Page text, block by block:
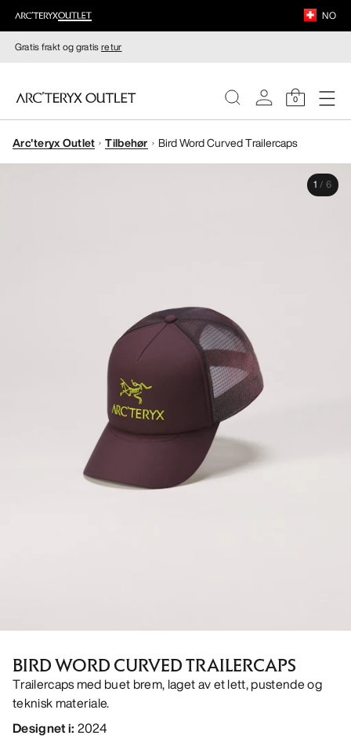
NO
Gratis frakt og gratisretur
0
DAMER
Arc'teryx Outlet Tilbehør Bird Word Curved Trailercaps
1 / 6
BIRD WORD CURVED TRAILERCAPS
Trailercaps med buet brem, laget av et lett, pustende og
teknisk materiale.
Designet i: 2024